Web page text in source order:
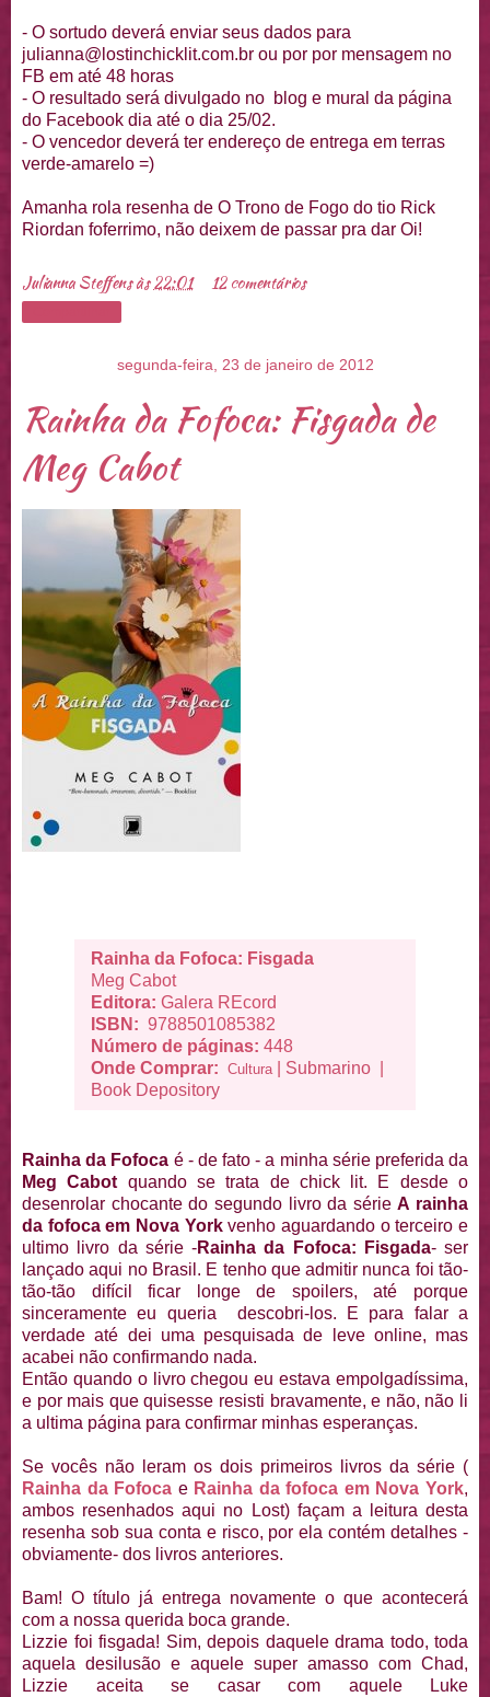
- O sortudo deverá enviar seus dados para
julianna@lostinchicklit.com.br ou por por mensagem no
FB em até 48 horas
- O resultado será divulgado no blog e mural da página
do Facebook dia até o dia 25/02.
- O vencedor deverá ter endereço de entrega em terras
verde-amarelo =)
Amanha rola resenha de O Trono de Fogo do tio Rick
Riordan foferrimo, não deixem de passar pra dar Oi!
Julianna Steffensàs22:01 12 comentários
segunda-feira, 23 de janeiro de 2012
Rainha da Fofoca: Fisgada de
Meg Cabot
Rainha da Fofoca: Fisgada
Meg Cabot
Editora: Galera REcord
ISBN: 9788501085382
Número de páginas: 448
Onde Comprar:
Cultura Submarino
Book Depository
Rainha da Fofoca é - de fato - a minha série preferida da
Meg Cabot quando se trata de chick lit. E desde o
desenrolar chocante do segundo livro da sérieA rainha
da fofoca em Nova Yorkvenho aguardando o terceiro e
ultimo livro da série -Rainha da Fofoca: Fisgada- ser
lançado aqui no Brasil. E tenho que admitir nunca foi tão-
tão-tão difícil ficar longe de spoilers, até porque
sinceramente eu queria descobri-los. E para falar a
verdade até dei uma pesquisada de leve online, mas
acabei não confirmando nada.
Então quando o livro chegou eu estava empolgadíssima,
e por mais que quisesse resisti bravamente, e não, não li
a ultima página para confirmar minhas esperanças.
Se vocês não leram os dois primeiros livros da série (
Rainha da Fofoca e Rainha da fofoca em Nova York,
ambos resenhados aqui no Lost) façam a leitura desta
resenha sob sua conta e risco, por ela contém detalhes -
obviamente- dos livros anteriores.
Bam! O título já entrega novamente o que acontecerá
com a nossa querida boca grande.
Lizzie foi fisgada! Sim, depois daquele drama todo, toda
aquela desilusão e aquele super amasso com Chad,
Lizzie aceita se casar com aquele Luke